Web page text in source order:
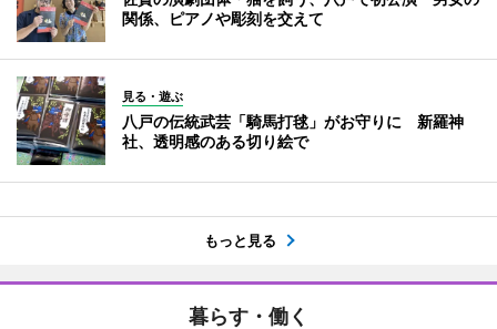
関係、ピアノや彫刻を交えて
見る・遊ぶ
八戸の伝統武芸「騎馬打毬」がお守りに 新羅神
社、透明感のある切り絵で
もっと見る
暮らす・働く